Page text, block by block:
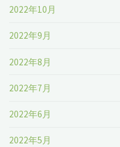
2022年10月
2022年9月
2022年8月
2022年7月
2022年6月
2022年5月